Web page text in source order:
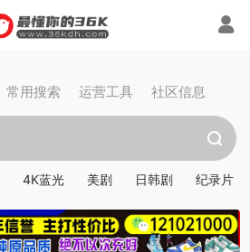
常用搜索 运营工具 社区信息
4K蓝光 美剧 日韩剧 纪录片